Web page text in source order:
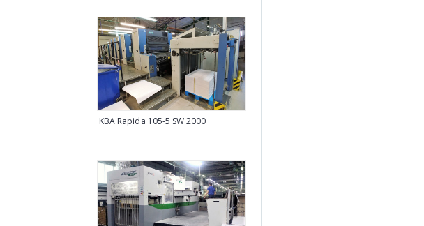
KBA Rapida 105-5 SW 2000